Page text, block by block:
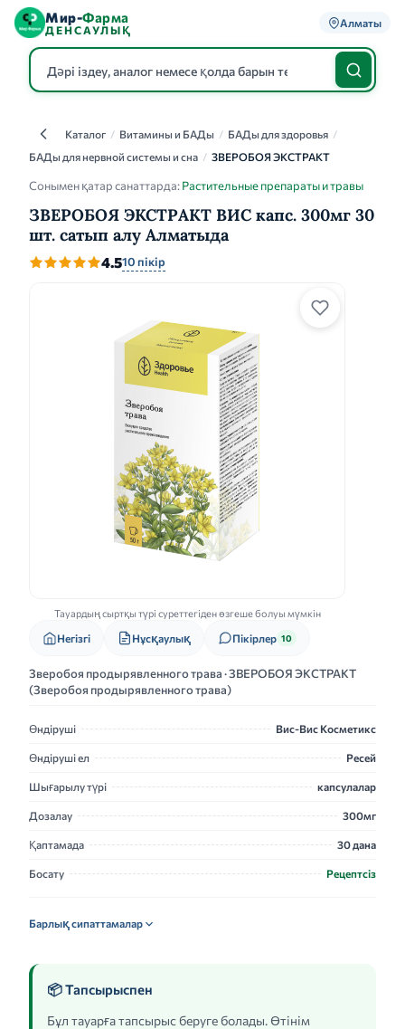
Мир-Фарма
ДЕНСАУЛЫҚ
Алматы
КаталогКаталог / Витамины и БАДы / БАДы для здоровья /
БАДы для нервной системы и сна / ЗВЕРОБОЯ ЭКСТРАКТ
Сонымен қатар санаттарда:Растительные препараты и травы
ЗВЕРОБОЯ ЭКСТРАКТ ВИС капс. 300мг 30
шт. сатып алу Алматыда
4.510 пікір
Тауардың сыртқы түрі суреттегіден өзгеше болуы мүмкін
Негізгі Нұсқаулық Пікірлер 10
Зверобоя продырявленного трава · ЗВЕРОБОЯ ЭКСТРАКТ
(Зверобоя продырявленного трава)
Өндіруші Вис-Вис Косметикс
Өндіруші ел Ресей
Шығарылу түрі капсулалар
Дозалау 300мг
Қаптамада 30 дана
Босату Рецептсіз
Барлық сипаттамалар
📦 Тапсырыспен
Бұл тауарға тапсырыс беруге болады. Өтінім